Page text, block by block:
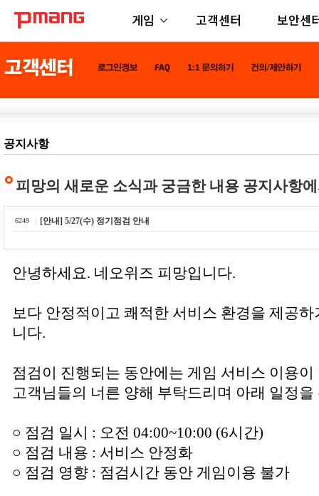
게임 고객센터 보안센
공지사항
피망의 새로운 소식과 궁금한 내용 공지사항
6249 [안내] 5/27(수) 정기점검 안내
안녕하세요. 네오위즈 피망입니다.
보다 안정적이고 쾌적한 서비스 환경을 제공
니다.
점검이 진행되는 동안에는 게임 서비스 이용
고객님들의 너른 양해 부탁드리며 아래 일정
○ 점검 일시 : 오전 04:00~10:00 (6시간)
○ 점검 내용 : 서비스 안정화
○ 점검 영향 : 점검시간 동안 게임이용 불가